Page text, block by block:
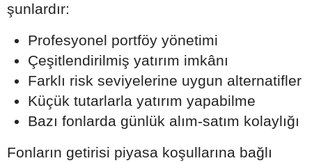
şunlardır:
Profesyonel portföy yönetimi
Çeşitlendirilmiş yatırım imkânı
Farklı risk seviyelerine uygun alternatifler
Küçük tutarlarla yatırım yapabilme
Bazı fonlarda günlük alım-satım kolaylığı
Fonların getirisi piyasa koşullarına bağlı